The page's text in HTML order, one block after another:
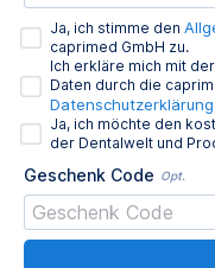
Ja, ich stimme den
caprimed GmbH zu.
Ich erkläre mich mit
Daten durch die
Datenschutzerklärung
Ja, ich möchte den
der Dentalwelt und
Geschenk Code Opt.